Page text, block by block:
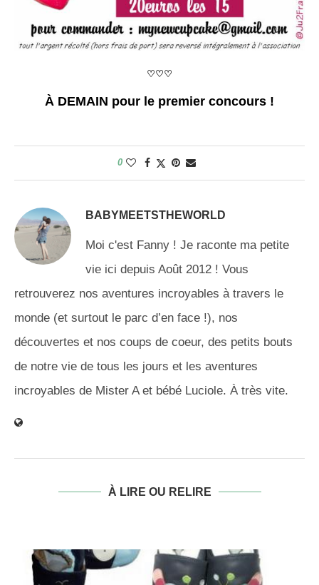
♡♡♡
À DEMAIN pour le premier concours !
0
BABYMEETSTHEWORLD
Moi c'est Fanny ! Je raconte ma petite
vie ici depuis Août 2012 ! Vous
retrouverez nos aventures incroyables à travers le
monde (et surtout le parc d’en face !), nos
découvertes et nos coups de coeur, des petits bouts
de notre vie de tous les jours et les aventures
incroyables de Mister A et bébé Luciole. À très vite.
À LIRE OU RELIRE